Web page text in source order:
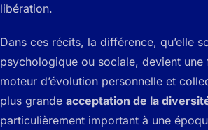
libération.
Dans ces récits, la différence, qu’elle
psychologique ou sociale, devient une
moteur d’évolution personnelle et
plus grande acceptation de la
particulièrement important à une